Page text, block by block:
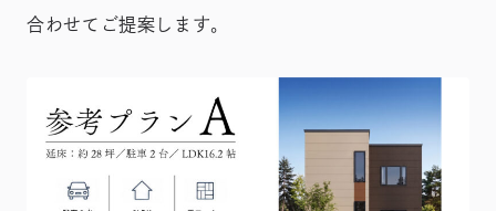
合わせてご提案します。